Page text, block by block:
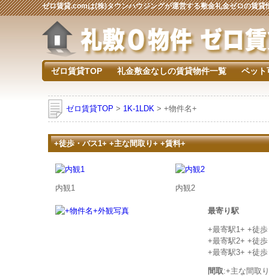
ゼロ賃貸.comは(株)タウンハウジングが運営する敷金礼金ゼロの賃貸
ゼロ賃貸TOP 礼金敷金なしの賃貸物件一覧 ペット
ゼロ賃貸TOP > 1K-1LDK > +物件名+
+徒歩・バス1+ +主な間取り+ +賃料+
内観1 内観2
最寄り駅
+最寄駅1+ +徒
+最寄駅2+ +徒
+最寄駅3+ +徒
間取:+主な間取